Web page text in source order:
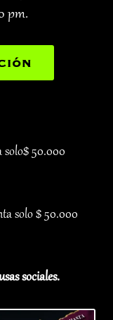
pm.
solo$ 50.000
solo $ 50.000
sociales.